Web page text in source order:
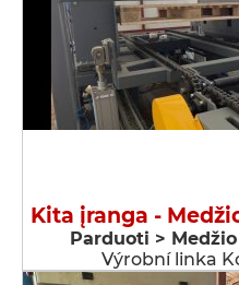
Kita įranga -
Parduoti >
Výrobní linka